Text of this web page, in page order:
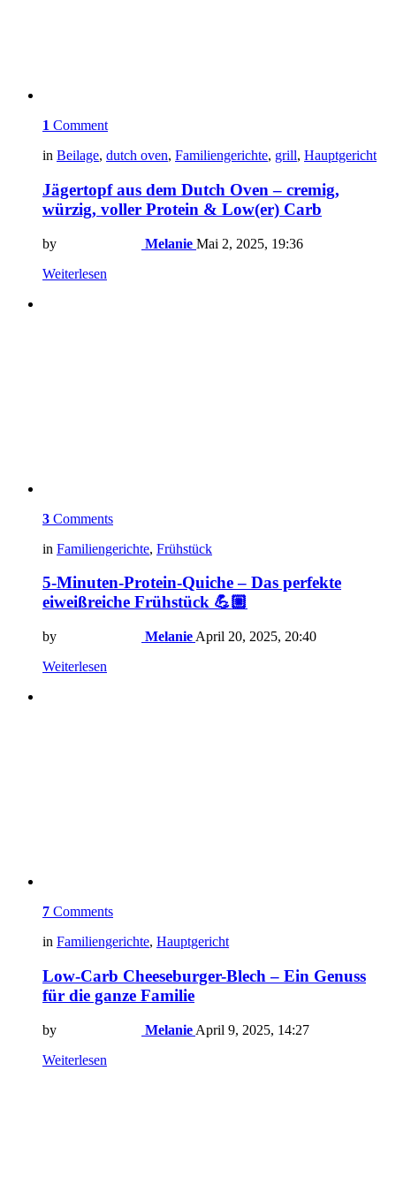
1 Comment
in Beilage, dutch oven, Familiengerichte, grill, Hauptgericht
Jägertopf aus dem Dutch Oven – cremig,
würzig, voller Protein & Low(er) Carb
by Melanie Mai 2, 2025, 19:36
Weiterlesen
3 Comments
in Familiengerichte, Frühstück
5-Minuten-Protein-Quiche – Das perfekte
eiweißreiche Frühstück 💪🏼
by Melanie April 20, 2025, 20:40
Weiterlesen
7 Comments
in Familiengerichte, Hauptgericht
Low-Carb Cheeseburger-Blech – Ein Genuss
für die ganze Familie
by Melanie April 9, 2025, 14:27
Weiterlesen